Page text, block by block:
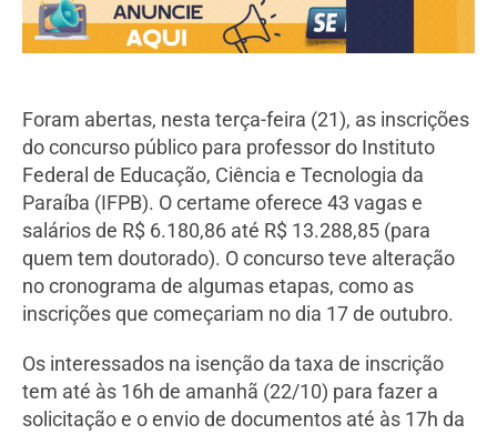
Foram abertas, nesta terça-feira (21), as inscrições
do concurso público para professor do Instituto
Federal de Educação, Ciência e Tecnologia da
Paraíba (IFPB). O certame oferece 43 vagas e
salários de R$ 6.180,86 até R$ 13.288,85 (para
quem tem doutorado). O concurso teve alteração
no cronograma de algumas etapas, como as
inscrições que começariam no dia 17 de outubro.
Os interessados na isenção da taxa de inscrição
tem até às 16h de amanhã (22/10) para fazer a
solicitação e o envio de documentos até às 17h da